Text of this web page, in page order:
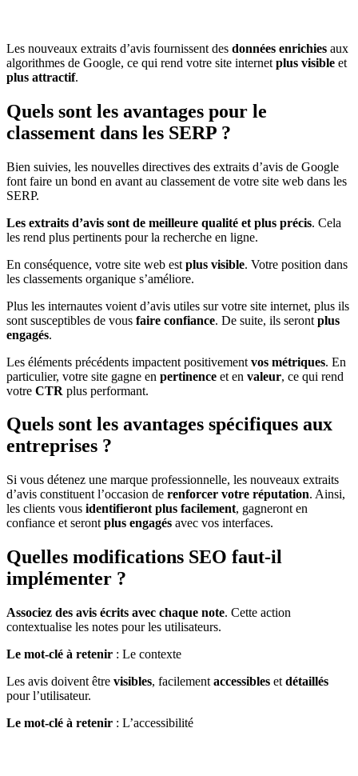
Les nouveaux extraits d’avis fournissent des données enrichies aux
algorithmes de Google, ce qui rend votre site internet plus visible et
plus attractif.
Quels sont les avantages pour le
classement dans les SERP ?
Bien suivies, les nouvelles directives des extraits d’avis de Google
font faire un bond en avant au classement de votre site web dans les
SERP.
Les extraits d’avis sont de meilleure qualité et plus précis. Cela
les rend plus pertinents pour la recherche en ligne.
En conséquence, votre site web est plus visible. Votre position dans
les classements organique s’améliore.
Plus les internautes voient d’avis utiles sur votre site internet, plus ils
sont susceptibles de vous faire confiance. De suite, ils seront plus
engagés.
Les éléments précédents impactent positivement vos métriques. En
particulier, votre site gagne en pertinence et en valeur, ce qui rend
votre CTR plus performant.
Quels sont les avantages spécifiques aux
entreprises ?
Si vous détenez une marque professionnelle, les nouveaux extraits
d’avis constituent l’occasion de renforcer votre réputation. Ainsi,
les clients vous identifieront plus facilement, gagneront en
confiance et seront plus engagés avec vos interfaces.
Quelles modifications SEO faut-il
implémenter ?
Associez des avis écrits avec chaque note. Cette action
contextualise les notes pour les utilisateurs.
Le mot-clé à retenir : Le contexte
Les avis doivent être visibles, facilement accessibles et détaillés
pour l’utilisateur.
Le mot-clé à retenir : L’accessibilité